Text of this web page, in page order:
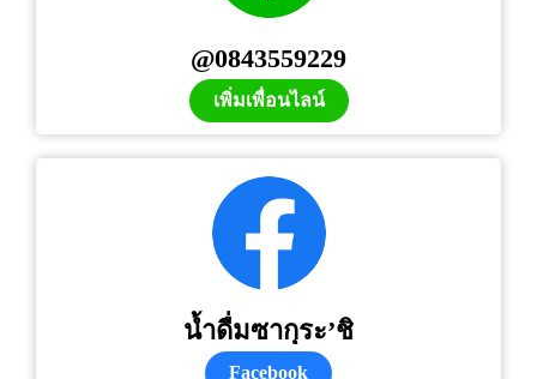
@0843559229
เพิ่มเพื่อนไลน์
น้ำดื่มซากุระ’ชิ
Facebook